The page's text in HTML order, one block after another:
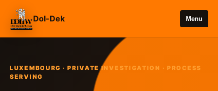
Dol-Dek Menu
LUXEMBOURG · PRIVATE INVESTIGATION · PROCESS
SERVING